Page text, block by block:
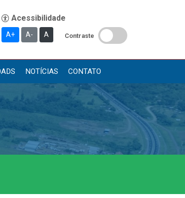
A+ A- A Contraste
NOTÍCIAS CONTATO
Publicações
Diário Oficial (Novo)
Diário Oficial (Até 30/04)